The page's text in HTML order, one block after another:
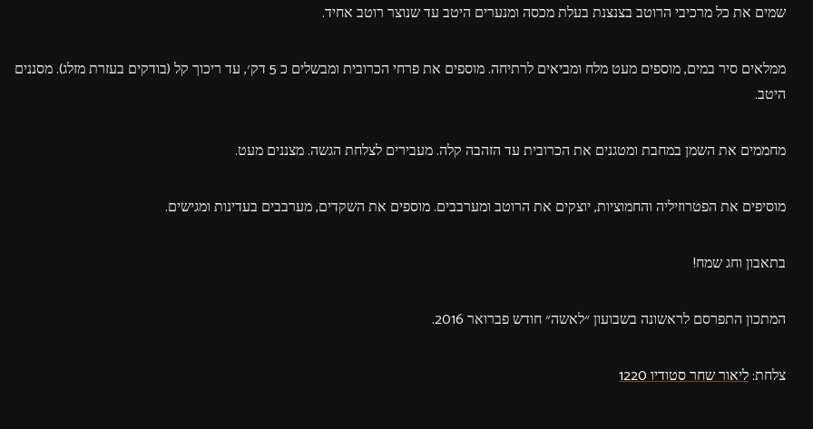
שמים את כל מרכיבי הרוטב בצנצנת בעלת מכסה ומנערים היטב עד שנוצר רוטב אחיד.
ממלאים סיר במים, מוספים מעט מלח ומביאים לרתיחה. מוספים את פרחי הכרובית ומבשלים כ 5 דק׳, עד ריכוך קל (בודקים בעזרת מזלג). מסננים
היטב.
מחממים את השמן במחבת ומטגנים את הכרובית עד הזהבה קלה. מעבירים לצלחת הגשה. מצננים מעט.
מוסיפים את הפטרוזיליה והחמוציות, יוצקים את הרוטב ומערבבים. מוספים את השקדים, מערבבים בעדינות ומגישים.
בתאבון וחג שמח!
המתכון התפרסם לראשונה בשבועון ״לאשה״ חודש פברואר 2016.
צלחת:ליאור שחר סטודיו 1220